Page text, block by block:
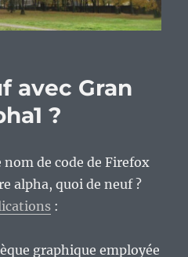
avec Gran
?
nom de code de Firefox
alpha, quoi de neuf ?
:
graphique employée